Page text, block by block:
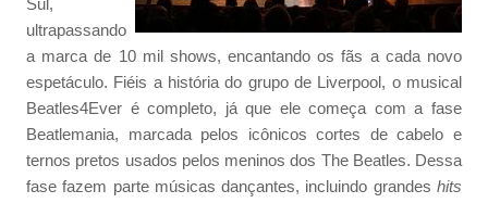
Sul,
ultrapassando
a marca de 10 mil shows, encantando os fãs a cada novo
espetáculo. Fiéis a história do grupo de Liverpool, o musical
Beatles4Ever é completo, já que ele começa com a fase
Beatlemania, marcada pelos icônicos cortes de cabelo e
ternos pretos usados pelos meninos dos The Beatles. Dessa
fase fazem parte músicas dançantes, incluindo grandes hits